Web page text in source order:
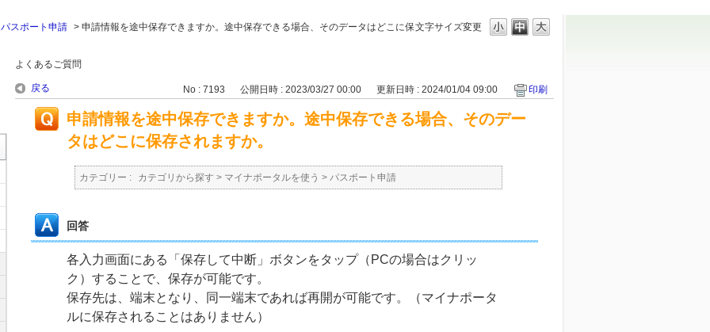
文字サイズ変更
パスポート申請 > 申請情報を途中保存できますか。途中保存できる場合、そのデータはどこに保
よくあるご質問
戻る No : 7193 公開日時 : 2023/03/27 00:00 更新日時 : 2024/01/04 09:00 印刷
申請情報を途中保存できますか。途中保存できる場合、そのデー
タはどこに保存されますか。
カテゴリー : カテゴリから探す > マイナポータルを使う > パスポート申請
回答
各入力画面にある「保存して中断」ボタンをタップ（PCの場合はクリッ
ク）することで、保存が可能です。
保存先は、端末となり、同一端末であれば再開が可能です。（マイナポータ
ルに保存されることはありません）